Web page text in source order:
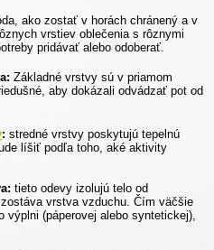
ako zostať v horách chránený a v
vrstiev oblečenia s rôznymi
pridávať alebo odoberať.
Základné vrstvy sú v priamom
aby dokázali odvádzať pot od
: stredné vrstvy poskytujú tepelnú
líšiť podľa toho, aké aktivity
tieto odevy izolujú telo od
vrstva vzduchu. Čím väčšie
(páperovej alebo syntetickej),